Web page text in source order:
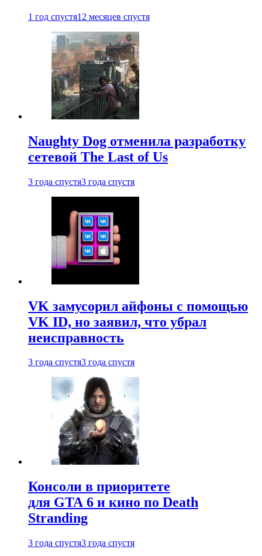
1 год спустя12 месяцев спустя
Naughty Dog отменила разработку
сетевой The Last of Us
3 года спустя3 года спустя
VK замусорил айфоны с помощью
VK ID, но заявил, что убрал
неисправность
3 года спустя3 года спустя
Консоли в приоритете
для GTA 6 и кино по Death
Stranding
3 года спустя3 года спустя